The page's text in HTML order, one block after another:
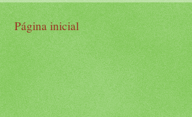
Página inicial